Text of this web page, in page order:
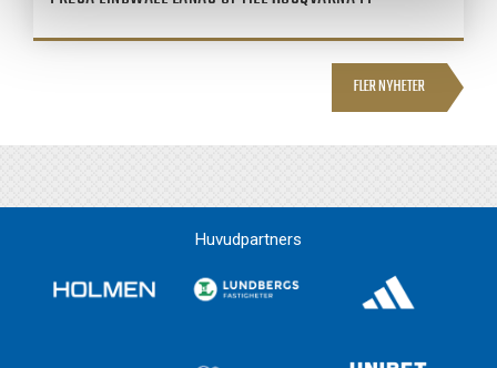
FLER NYHETER
Huvudpartners